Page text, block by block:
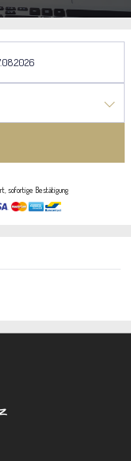
sofortige Bestätigung